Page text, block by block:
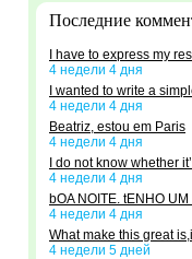
Последние
I have to express my
4 недели 4 дня
I wanted to write a
4 недели 4 дня
Beatriz, estou em Paris
4 недели 4 дня
I do not know whether
4 недели 4 дня
bOA NOITE. tENHO
4 недели 4 дня
What make this great
4 недели 5 дней